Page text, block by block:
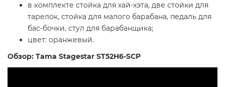
в комплекте стойка для хай-хэта, две стойки для
тарелок, стойка для малого барабана, педаль для
бас-бочки, стул для барабанщика;
цвет: оранжевый.
Обзор: Tama Stagestar ST52H6-SCP